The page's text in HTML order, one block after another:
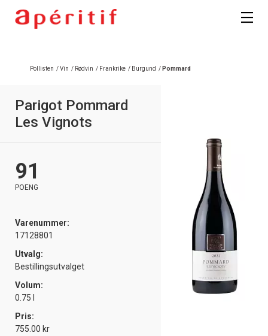
Pollisten /Vin / Rødvin / Frankrike / Burgund / Pommard
Parigot Pommard
Les Vignots
91
POENG
Varenummer:
17128801
Utvalg:
Bestillingsutvalget
Volum:
0.75 l
Pris:
755.00 kr